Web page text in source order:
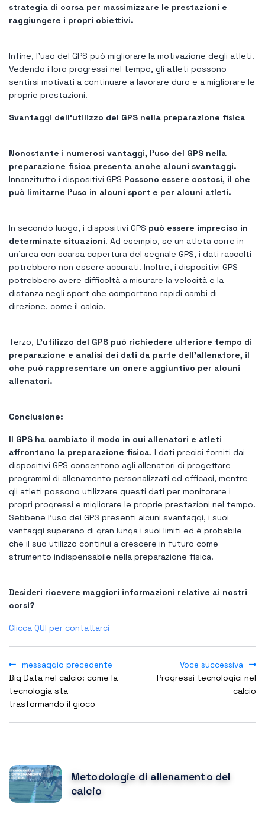
strategia di corsa per massimizzare le prestazioni e
raggiungere i propri obiettivi.
Infine, l’uso del GPS può migliorare la motivazione degli atleti.
Vedendo i loro progressi nel tempo, gli atleti possono
sentirsi motivati ​​a continuare a lavorare duro e a migliorare le
proprie prestazioni.
Svantaggi dell'utilizzo del GPS nella preparazione fisica
Nonostante i numerosi vantaggi, l’uso del GPS nella
preparazione fisica presenta anche alcuni svantaggi.
Innanzitutto i dispositivi GPS Possono essere costosi, il che
può limitarne l’uso in alcuni sport e per alcuni atleti.
In secondo luogo, i dispositivi GPS può essere impreciso in
determinate situazioni. Ad esempio, se un atleta corre in
un'area con scarsa copertura del segnale GPS, i dati raccolti
potrebbero non essere accurati. Inoltre, i dispositivi GPS
potrebbero avere difficoltà a misurare la velocità e la
distanza negli sport che comportano rapidi cambi di
direzione, come il calcio.
Terzo, L'utilizzo del GPS può richiedere ulteriore tempo di
preparazione e analisi dei dati da parte dell'allenatore, il
che può rappresentare un onere aggiuntivo per alcuni
allenatori.
Conclusione:
Il GPS ha cambiato il modo in cui allenatori e atleti
affrontano la preparazione fisica. I dati precisi forniti dai
dispositivi GPS consentono agli allenatori di progettare
programmi di allenamento personalizzati ed efficaci, mentre
gli atleti possono utilizzare questi dati per monitorare i
propri progressi e migliorare le proprie prestazioni nel tempo.
Sebbene l’uso del GPS presenti alcuni svantaggi, i suoi
vantaggi superano di gran lunga i suoi limiti ed è probabile
che il suo utilizzo continui a crescere in futuro come
strumento indispensabile nella preparazione fisica.
Desideri ricevere maggiori informazioni relative ai nostri
corsi?
Clicca QUI per contattarci
messaggio precedente
Big Data nel calcio: come la
tecnologia sta
trasformando il gioco
Voce successiva
Progressi tecnologici nel
calcio
Metodologie di allenamento del
calcio